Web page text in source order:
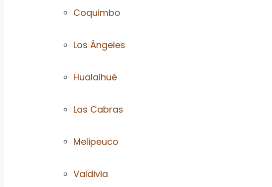
Coquimbo
Los Ángeles
Hualaihué
Las Cabras
Melipeuco
Valdivia